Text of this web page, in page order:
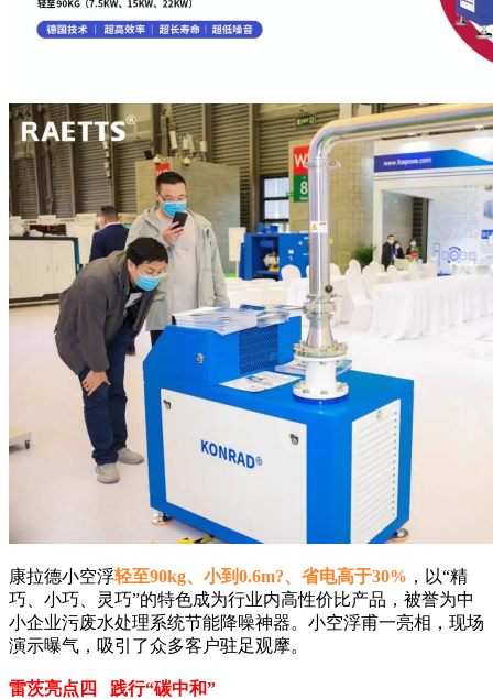
康拉德小空浮轻至90kg、小到0.6m?、省电高于30% ，以“精
巧、小巧、灵巧”的特色成为行业内高性价比产品，被誉为中
小企业污废水处理系统节能降噪神器。小空浮甫一亮相，现场
演示曝气，吸引了众多客户驻足观摩。
雷茨亮点四 践行“碳中和”